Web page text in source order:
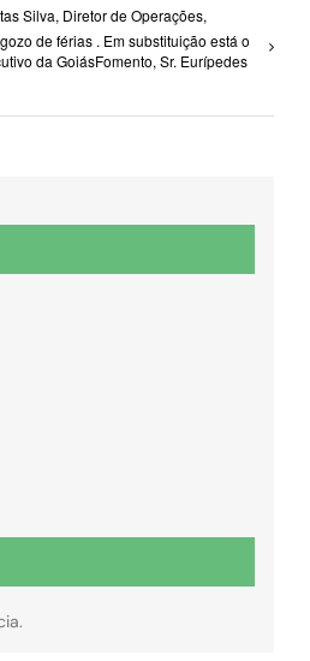
Silva, Diretor de Operações,
de férias . Em substituição está o
da GoiásFomento, Sr. Eurípedes